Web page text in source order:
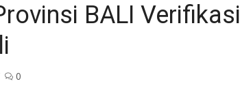
BALI Verifikasi
0